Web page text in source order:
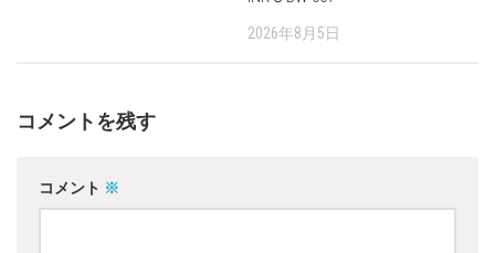
2026年8月5日
コメントを残す
コメント ※